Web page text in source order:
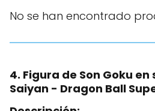
No se han encontrado
4. Figura de Son Goku
Saiyan - Dragon Ball